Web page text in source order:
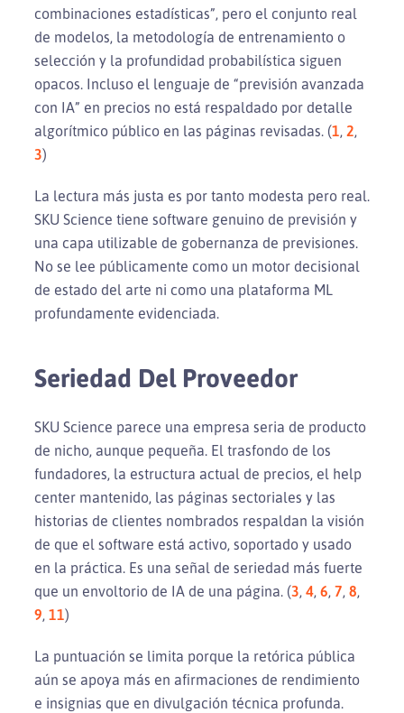
combinaciones estadísticas”, pero el conjunto real
de modelos, la metodología de entrenamiento o
selección y la profundidad probabilística siguen
opacos. Incluso el lenguaje de “previsión avanzada
con IA” en precios no está respaldado por detalle
algorítmico público en las páginas revisadas. (1, 2,
3)
La lectura más justa es por tanto modesta pero real.
SKU Science tiene software genuino de previsión y
una capa utilizable de gobernanza de previsiones.
No se lee públicamente como un motor decisional
de estado del arte ni como una plataforma ML
profundamente evidenciada.
Seriedad Del Proveedor
SKU Science parece una empresa seria de producto
de nicho, aunque pequeña. El trasfondo de los
fundadores, la estructura actual de precios, el help
center mantenido, las páginas sectoriales y las
historias de clientes nombrados respaldan la visión
de que el software está activo, soportado y usado
en la práctica. Es una señal de seriedad más fuerte
que un envoltorio de IA de una página. (3, 4, 6, 7, 8,
9, 11)
La puntuación se limita porque la retórica pública
aún se apoya más en afirmaciones de rendimiento
e insignias que en divulgación técnica profunda.